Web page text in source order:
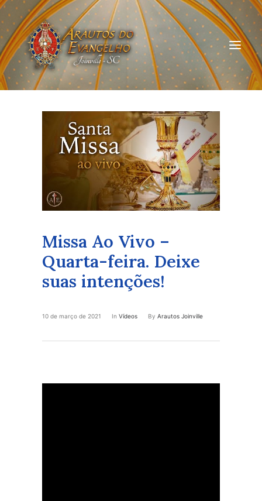
QUEM SOMOS
ARAUTOS JOINVILLE
Missa Ao Vivo –
Quarta-feira. Deixe
suas intenções!
10 de março de 2021 In Vídeos By Arautos Joinville